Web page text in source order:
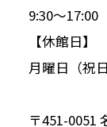
9:30～17:00
【休館日】
月曜日（祝
〒451-0051